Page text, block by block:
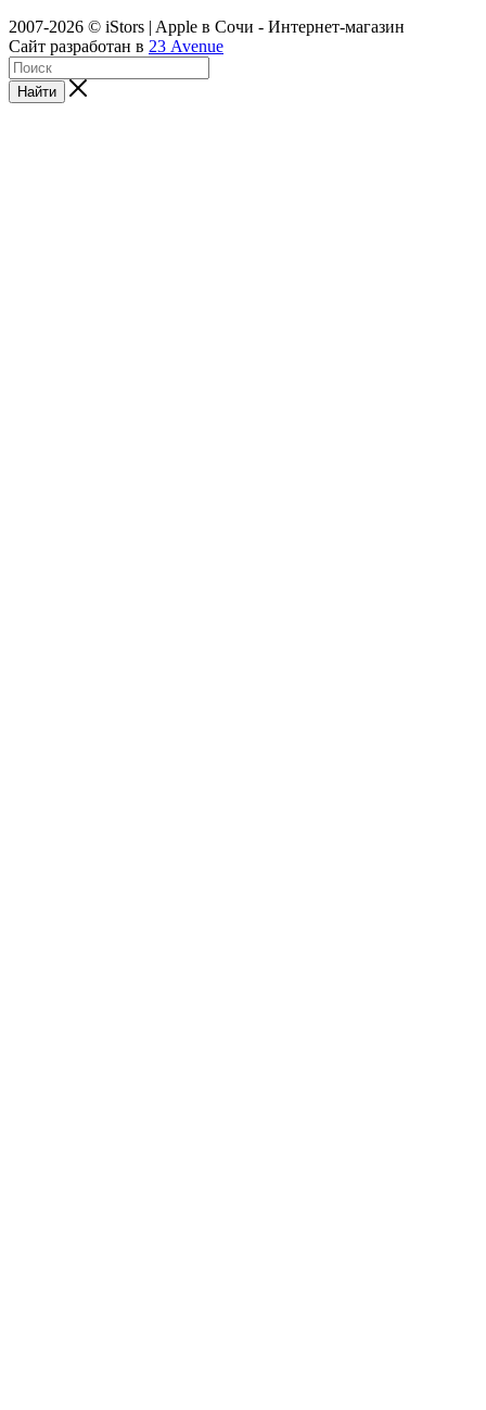
2007-2026 © iStors | Apple в Сочи - Интернет-магазин
Сайт разработан в 23 Avenue
Найти